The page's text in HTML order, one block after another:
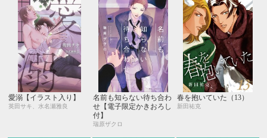
愛溺【イラスト入り】
英田サキ、水名瀬雅良
名前も知らない待ち合わ
せ【電子限定かきおろし
付】
瑞原ザクロ
春を抱いていた（13）
新田祐克